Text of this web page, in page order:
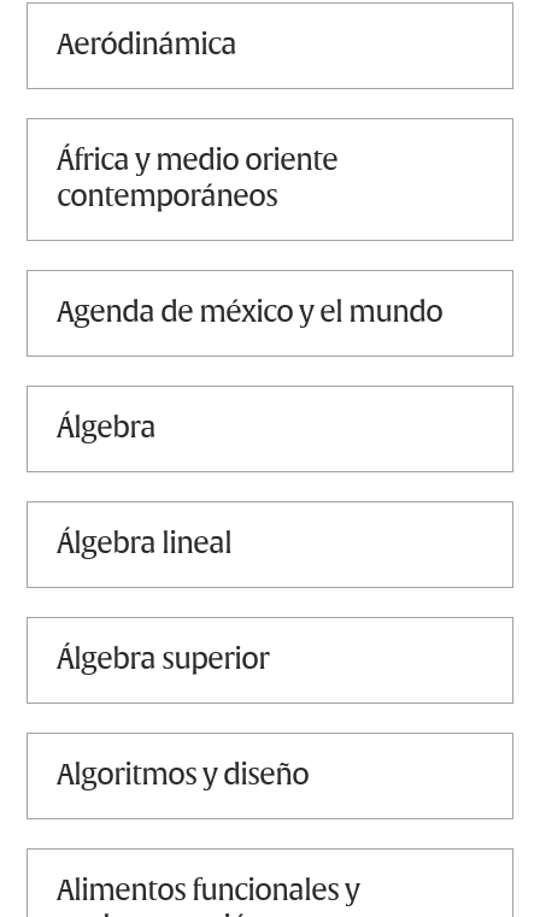
aeródinámica
áfrica y medio oriente
contemporáneos
agenda de méxico y el mundo
álgebra
álgebra lineal
álgebra superior
algoritmos y diseño
alimentos funcionales y